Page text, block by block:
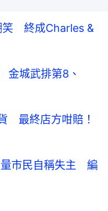
笑 終成Charles &
金城武排第8、
最終店方咁賠！
市民自稱失主 編